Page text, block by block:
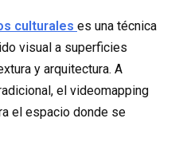
culturales es una técnica
visual a superficies
y arquitectura. A
el videomapping
el espacio donde se